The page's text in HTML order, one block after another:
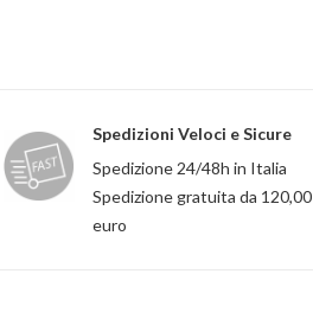
Spedizioni Veloci e Sicure
Spedizione 24/48h in Italia
Spedizione gratuita da 120,00
euro